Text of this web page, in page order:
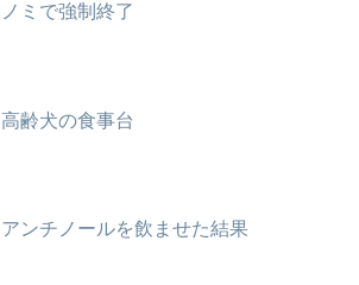
ノミで強制終了
高齢犬の食事台
アンチノールを飲ませた結果